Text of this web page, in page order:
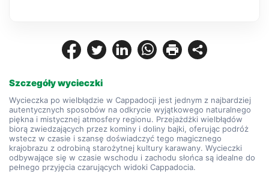
Szczegóły wycieczki
Wycieczka po wielbłądzie w Cappadocji jest jednym z najbardziej
autentycznych sposobów na odkrycie wyjątkowego naturalnego
piękna i mistycznej atmosfery regionu. Przejażdżki wielbłądów
biorą zwiedzających przez kominy i doliny bajki, oferując podróż
wstecz w czasie i szansę doświadczyć tego magicznego
krajobrazu z odrobiną starożytnej kultury karawany. Wycieczki
odbywające się w czasie wschodu i zachodu słońca są idealne do
pełnego przyjęcia czarujących widoki Cappadocia.